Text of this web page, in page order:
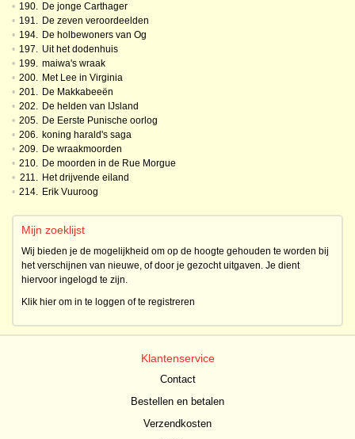
• 190. De jonge Carthager
• 191. De zeven veroordeelden
• 194. De holbewoners van Og
• 197. Uit het dodenhuis
• 199. maiwa's wraak
• 200. Met Lee in Virginia
• 201. De Makkabeeën
• 202. De helden van IJsland
• 205. De Eerste Punische oorlog
• 206. koning harald's saga
• 209. De wraakmoorden
• 210. De moorden in de Rue Morgue
• 211. Het drijvende eiland
• 214. Erik Vuuroog
Mijn zoeklijst
Wij bieden je de mogelijkheid om op de hoogte gehouden te worden bij
het verschijnen van nieuwe, of door je gezocht uitgaven. Je dient
hiervoor ingelogd te zijn.
Klik hier om in te loggen of te registreren
Klantenservice
Contact
Bestellen en betalen
Verzendkosten